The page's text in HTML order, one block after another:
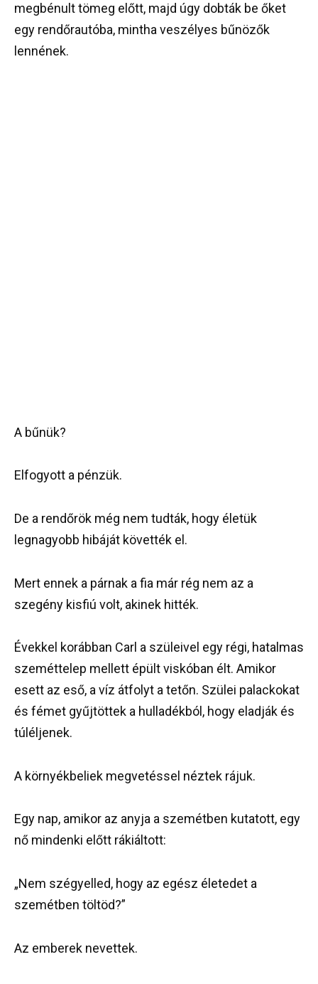
megbénult tömeg előtt, majd úgy dobták be őket
egy rendőrautóba, mintha veszélyes bűnözők
lennének.
A bűnük?
Elfogyott a pénzük.
De a rendőrök még nem tudták, hogy életük
legnagyobb hibáját követték el.
Mert ennek a párnak a fia már rég nem az a
szegény kisfiú volt, akinek hitték.
Évekkel korábban Carl a szüleivel egy régi, hatalmas
szeméttelep mellett épült viskóban élt. Amikor
esett az eső, a víz átfolyt a tetőn. Szülei palackokat
és fémet gyűjtöttek a hulladékból, hogy eladják és
túléljenek.
A környékbeliek megvetéssel néztek rájuk.
Egy nap, amikor az anyja a szemétben kutatott, egy
nő mindenki előtt rákiáltott:
„Nem szégyelled, hogy az egész életedet a
szemétben töltöd?”
Az emberek nevettek.